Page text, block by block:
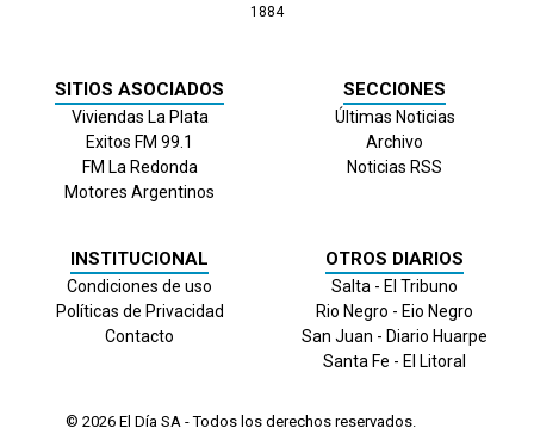
1884
SITIOS ASOCIADOS
Viviendas La Plata
Exitos FM 99.1
FM La Redonda
Motores Argentinos
SECCIONES
Últimas Noticias
Archivo
Noticias RSS
INSTITUCIONAL
Condiciones de uso
Políticas de Privacidad
Contacto
OTROS DIARIOS
Salta - El Tribuno
Rio Negro - Eio Negro
San Juan - Diario Huarpe
Santa Fe - El Litoral
© 2026 El Día SA - Todos los derechos reservados.